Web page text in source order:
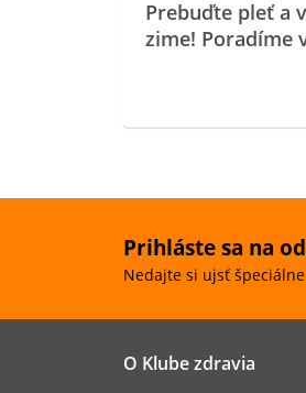
Prebuďte pleť a
zime! Poradíme
Prihláste sa na
Nedajte si ujsť
O Klube zdravia